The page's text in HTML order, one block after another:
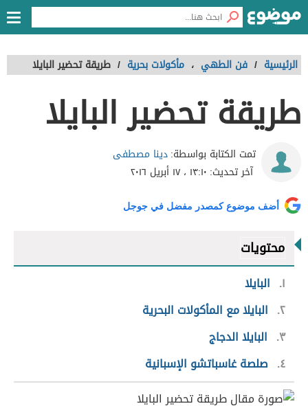
الرئيسية / فن الطهي ، مأكولات بحرية / طريقة تحضير البايلا
طريقة تحضير البايلا
تمت الكتابة بواسطة:دينا مصطفى
آخر تحديث: ١٣:١٠ ، ١٧ أبريل ٢٠١٦
أضف موضوع كمصدر مفضل في جوجل
محتويات
١
البايلا
٢ البايلا مع المأكولات البحرية
٣
البايلا الدجاج
٤
صلصة غاسباتشو الإسبانية